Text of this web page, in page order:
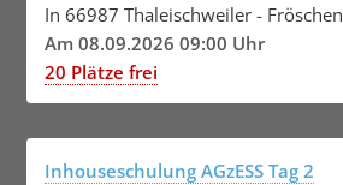
In 66987 Thaleischweiler - Fröschen
Am 08.09.2026 09:00 Uhr
20 Plätze frei
Inhouseschulung AGzESS Tag 2